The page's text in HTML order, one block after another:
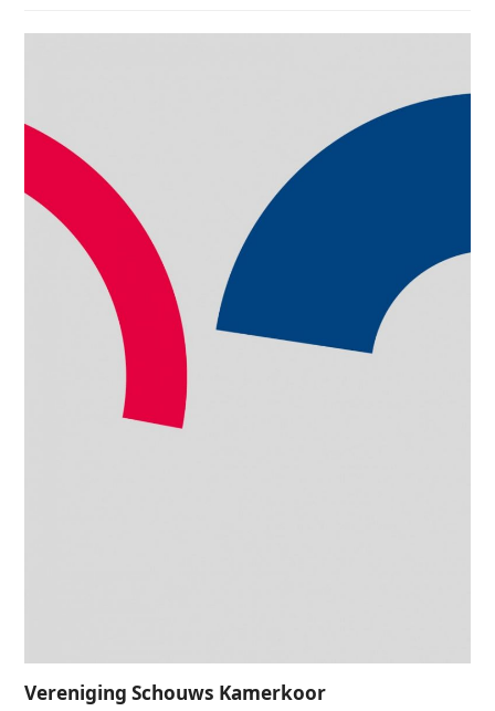
Vereniging Schouws Kamerkoor